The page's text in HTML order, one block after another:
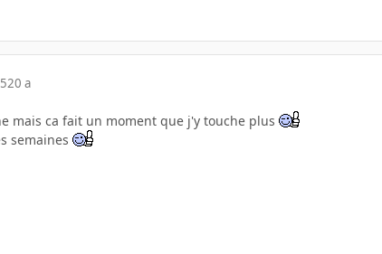
20 a
mais ca fait un moment que j'y touche plus
semaines